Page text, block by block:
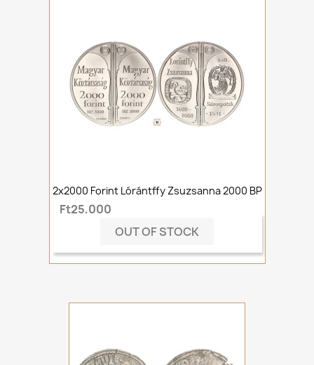
2x2000 Forint Lórántffy Zsuzsanna 2000 BP
Ft25,000
OUT OF STOCK